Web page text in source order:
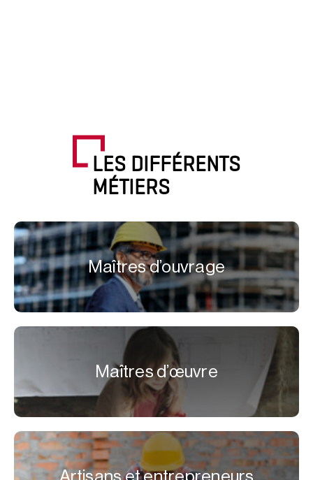
LES DIFFÉRENTS
MÉTIERS
Maîtres d’ouvrage
Maîtres d’œuvre
Artisans et entrepreneurs